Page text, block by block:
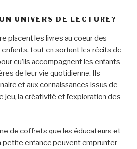
UNIVERS DE LECTURE?
placent les livres au coeur des
tout en sortant les récits de
qu’ils accompagnent les enfants
de leur vie quotidienne. Ils
et aux connaissances issus de
jeu, la créativité et l’exploration des
de coffrets que les éducateurs et
petite enfance peuvent emprunter